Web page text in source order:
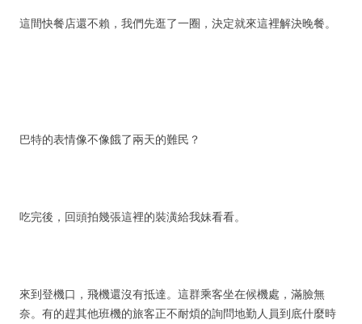
這間快餐店還不賴，我們先逛了一圈，決定就來這裡解決晚餐。
巴特的表情像不像餓了兩天的難民？
吃完後，回頭拍幾張這裡的裝潢給我妹看看。
來到登機口，飛機還沒有抵達。這群乘客坐在候機處，滿臉無
奈。有的趕其他班機的旅客正不耐煩的詢問地勤人員到底什麼時